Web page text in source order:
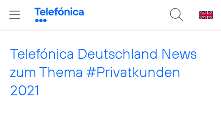
Telefónica Deutschland News
zum Thema #Privatkunden
2021